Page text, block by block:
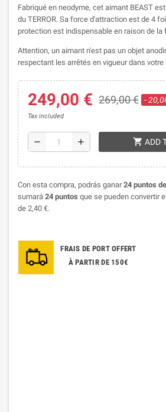
Fabriqué en neodyme, cet aimant BEAST
du TERROR. Sa force d'attraction est de 4
protection est indispensable en raison de la
Attention, un aimant n'est pas un objet
respectant les arrêtés en vigueur dans votre
249,00 € 269,00 € -
Tax included
remove add shopping_cart ADD
Con esta compra, podrás ganar24 puntos
sumará 24 puntos que se pueden convertir
de 2,40 €.
FRAIS DE PORT OFFERT
À PARTIR DE 150€